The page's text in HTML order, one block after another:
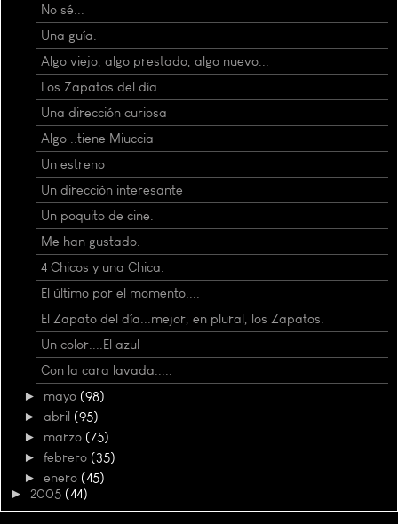
No sé...
Una guía.
Algo viejo, algo prestado, algo nuevo...
Los Zapatos del día.
Una dirección curiosa
Algo ..tiene Miuccia
Un estreno
Un dirección interesante
Un poquito de cine.
Me han gustado.
4 Chicos y una Chica.
El último por el momento....
El Zapato del día...mejor, en plural, los Zapatos.
Un color....El azul
Con la cara lavada.....
► mayo (98)
► abril (95)
► marzo (75)
► febrero (35)
► enero (45)
► 2005 (44)